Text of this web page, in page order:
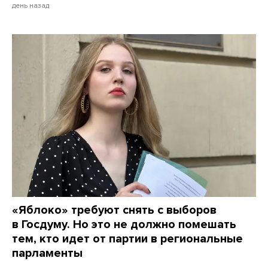
день назад
«Яблоко» требуют снять с выборов
в Госдуму. Но это не должно помешать
тем, кто идет от партии в региональные
парламенты